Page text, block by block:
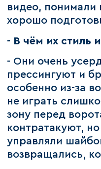
видео, понимали
хорошо
- В чём их стиль
- Они очень
прессингуют и
особенно из-за
не играть
зону перед
контратакуют,
управляли
возвращались,